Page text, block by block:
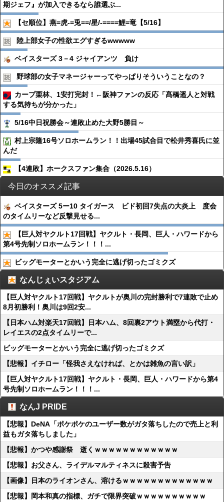
期ジェフ』が加入できるなら誰選ぶ...
【セ順位】燕=虎-=兎==/星/-====鯉=竜【5/16】
陸上部女子の性欲エグすぎるwwwww
ベイスターズ 3－4 ジャイアンツ 負け
野球部の女子マネージャーってやっぱりそういうことなの？
カープ栗林、1安打完封！←阪神ファンの反応「髙橋遥人と対戦
する気持ちが分かった」
5/16中日祝勝会～連敗止めた大野5勝目～
村上宗隆16号ソロホームラン！！出場45試合目で松井秀喜氏に並
んだ
【4連敗】ホークスファン集合（2026.5.16）
今日のオススメ記事
ベイスターズ 5ー10 タイガース ビド初回7失点の大炎上 度会
のタイムリーなど反撃見せる...
【巨人対ヤクルト17回戦】ヤクルト・長岡、巨人・ハワードから
第4号先制ソロホームラン！！！...
ビッグモーターとかいう完全に逃げ切ったゴミクズ
なんじぇいスタジアム
【巨人対ヤクルト17回戦】ヤクルトが奥川の完封勝利で7連敗で止め
8月初勝利！奥川は9回2安...
【日本ハム対楽天17回戦】日本ハム、8回裏2アウト満塁から代打・
レイエスの2点タイムリーで...
ビッグモーターとかいう完全に逃げ切ったゴミクズ
【悲報】イチロー「怪我さえなければ、とかは雑魚の言い訳」
【巨人対ヤクルト17回戦】ヤクルト・長岡、巨人・ハワードから第4
号先制ソロホームラン！！！...
なんJ PRIDE
【悲報】DeNA「ポケポケのユーザー数がガタ落ちしたので売上と利
益もガタ落ちしました」
【悲報】かつや感謝祭 逝くｗｗｗｗｗｗｗｗｗｗｗｗ
【悲報】お父さん、ライデルマルティネスに殺害予告
【画像】日本のライオンさん、溶けるｗｗｗｗｗｗｗｗｗｗｗｗｗ
【悲報】岡本和真の指標、ガチで限界突破ｗｗｗｗｗｗｗｗｗｗ